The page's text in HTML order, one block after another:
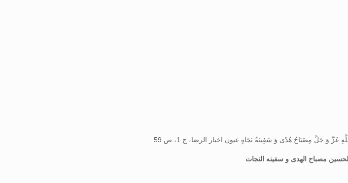
وَ جَلَّ مِصْبَاحُ هُدًى وَ سَفِینَةُ نَجَاةٍ عیون اخبار الرضا، ج 1، ص 59
مصباح الهدی و سفینه النجات